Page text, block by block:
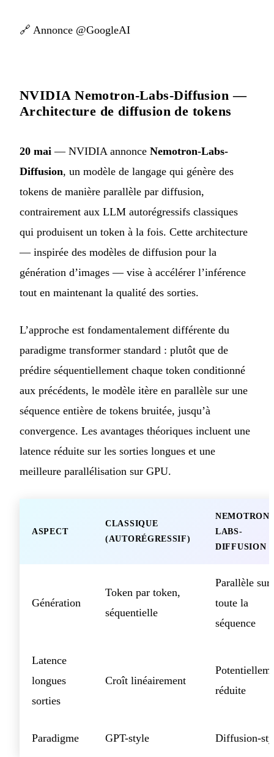
🔗 Annonce @GoogleAI
NVIDIA Nemotron-Labs-Diffusion —
Architecture de diffusion de tokens
20 mai — NVIDIA annonce Nemotron-Labs-
Diffusion, un modèle de langage qui génère des
tokens de manière parallèle par diffusion,
contrairement aux LLM autorégressifs classiques
qui produisent un token à la fois. Cette architecture
— inspirée des modèles de diffusion pour la
génération d’images — vise à accélérer l’inférence
tout en maintenant la qualité des sorties.
L’approche est fondamentalement différente du
paradigme transformer standard : plutôt que de
prédire séquentiellement chaque token conditionné
aux précédents, le modèle itère en parallèle sur une
séquence entière de tokens bruitée, jusqu’à
convergence. Les avantages théoriques incluent une
latence réduite sur les sorties longues et une
meilleure parallélisation sur GPU.
ASPECT
CLASSIQUE
(AUTORÉGRESSIF)
NEMOTRON-
LABS-
DIFFUSION
Génération
Token par token,
séquentielle
Parallèle sur
toute la
séquence
Latence
longues
sorties
Croît linéairement
réduite
Paradigme GPT-style Diffusion-